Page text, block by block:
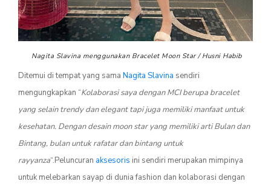
WONDER WOMAN BANGLE
ALL PRODUCT
Nagita Slavina menggunakan Bracelet Moon Star / Husni Habib
Ditemui di tempat yang sama Nagita Slavina sendiri
mengungkapkan “Kolaborasi saya dengan MCI berupa bracelet
yang selain trendy dan elegant tapi juga memiliki manfaat untuk
kesehatan. Dengan desain moon star yang memiliki arti Bulan dan
Bintang, bulan untuk rafatar dan bintang untuk
rayyanza“.Peluncuran aksesoris ini sendiri merupakan mimpinya
untuk melebarkan sayap di dunia fashion dan kolaborasi dengan